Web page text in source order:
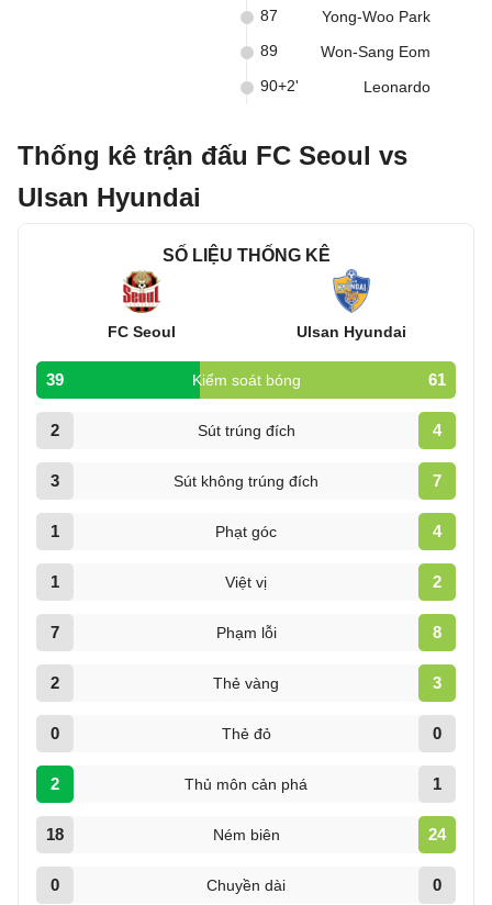
Yong-Woo Park
87
Won-Sang Eom
89
Leonardo
90+2'
Thống kê trận đấu FC Seoul vs
Ulsan Hyundai
SỐ LIỆU THỐNG KÊ
FC Seoul Ulsan Hyundai
39 Kiểm soát bóng 61
2 Sút trúng đích 4
3 Sút không trúng đích 7
1 Phạt góc 4
1 Việt vị 2
7 Phạm lỗi 8
2 Thẻ vàng 3
0 Thẻ đỏ 0
2 Thủ môn cản phá 1
18 Ném biên 24
0 Chuyền dài 0